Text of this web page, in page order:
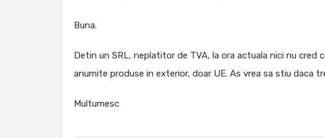
Buna.
Detin un SRL, neplatitor de TVA, la ora actuala nici nu
anumite produse in exterior, doar UE. As vrea sa stiu daca
Multumesc